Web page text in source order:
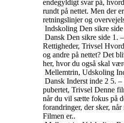
endegyldigt svar på,
rundt på nettet. Men der
retningslinjer og
Indskoling Den sikre side
Dansk Den sikre side 1.
Rettigheder, Trivsel
og andre på nettet? Det
her, hvor du også skal
Mellemtrin, Udskoling
Dansk Inderst inde 2 5. –
pubertet, Trivsel Denne
når du vil sætte fokus på
forandringer, der sker,
Filmen er..